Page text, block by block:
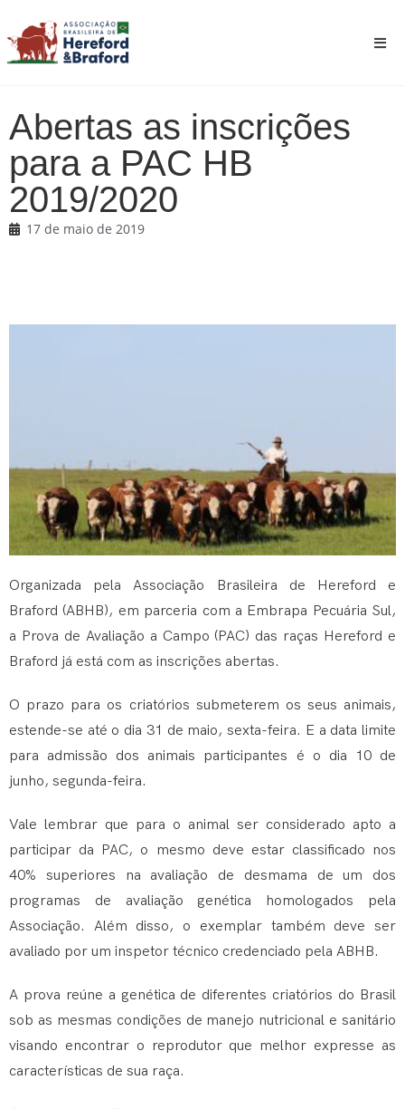
Abertas as inscrições
para a PAC HB
2019/2020
17 de maio de 2019
Organizada pela Associação Brasileira de Hereford e
Braford (ABHB), em parceria com a Embrapa Pecuária Sul,
a Prova de Avaliação a Campo (PAC) das raças Hereford e
Braford já está com as inscrições abertas.
O prazo para os criatórios submeterem os seus animais,
estende-se até o dia 31 de maio, sexta-feira. E a data limite
para admissão dos animais participantes é o dia 10 de
junho, segunda-feira.
Vale lembrar que para o animal ser considerado apto a
participar da PAC, o mesmo deve estar classificado nos
40% superiores na avaliação de desmama de um dos
programas de avaliação genética homologados pela
Associação. Além disso, o exemplar também deve ser
avaliado por um inspetor técnico credenciado pela ABHB.
A prova reúne a genética de diferentes criatórios do Brasil
sob as mesmas condições de manejo nutricional e sanitário
visando encontrar o reprodutor que melhor expresse as
características de sua raça.